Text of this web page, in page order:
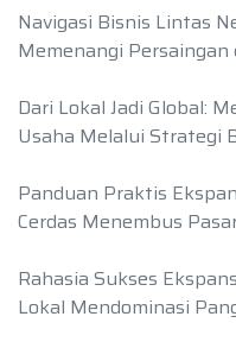
Navigasi Bisnis Lintas
Memenangi Persaingan
Dari Lokal Jadi Global:
Usaha Melalui Strategi
Panduan Praktis
Cerdas Menembus
Rahasia Sukses
Lokal Mendominasi